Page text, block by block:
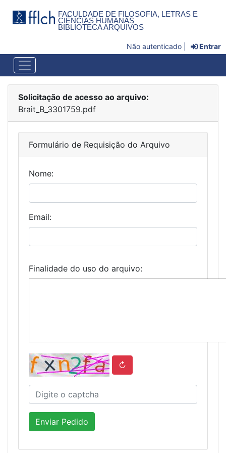
FACULDADE DE FILOSOFIA, LETRAS E
CIÊNCIAS HUMANAS
BIBLIOTECA ARQUIVOS
Não autenticado | Entrar
Solicitação de acesso ao arquivo:
Brait_B_3301759.pdf
Formulário de Requisição do Arquivo
Nome:
Email:
Finalidade do uso do arquivo:
↻
Enviar Pedido